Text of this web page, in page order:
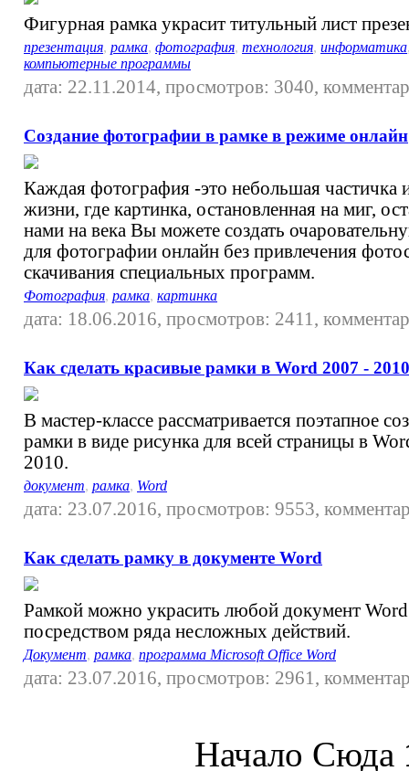
Фигурная рамка украсит титульный лист
презентация, рамка, фотография, технология, информатика
компьютерные программы
дата: 22.11.2014, просмотров: 3040,
Создание фотографии в рамке в режиме онлайн
Каждая фотография -это небольшая частичка
жизни, где картинка, остановленная на миг,
нами на века Вы можете создать
для фотографии онлайн без привлечения
скачивания специальных программ.
Фотография, рамка, картинка
дата: 18.06.2016, просмотров: 2411,
Как сделать красивые рамки в Word 2007 - 2010
В мастер-классе рассматривается поэтапное
рамки в виде рисунка для всей страницы в
2010.
документ, рамка, Word
дата: 23.07.2016, просмотров: 9553,
Как сделать рамку в документе Word
Рамкой можно украсить любой документ Word
посредством ряда несложных действий.
Документ, рамка, программа Microsoft Office Word
дата: 23.07.2016, просмотров: 2961,
Начало Сюда